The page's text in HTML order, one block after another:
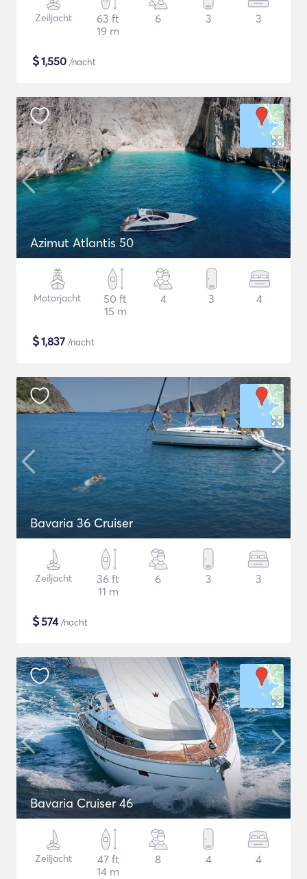
Zeiljacht
63 ft
19 m
6 3 3
$1,550 /nacht
Azimut Atlantis 50
Motorjacht
50 ft
15 m
4 3 4
$1,837 /nacht
Bavaria 36 Cruiser
Zeiljacht
36 ft
11 m
6 3 3
$574/nacht
Bavaria Cruiser 46
Zeiljacht
47 ft
14 m
8 4 4